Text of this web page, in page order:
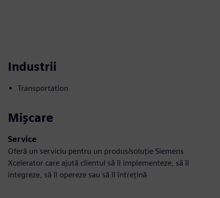
Industrii
Transportation
Mișcare
Service
Oferă un serviciu pentru un produs/soluție Siemens
Xcelerator care ajută clientul să îl implementeze, să îl
integreze, să îl opereze sau să îl întrețină